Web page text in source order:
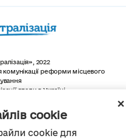
cookie
cookie для
2022
реформи місцевого
влади в Україні.
за ліцензією
4.0 International license,
інше